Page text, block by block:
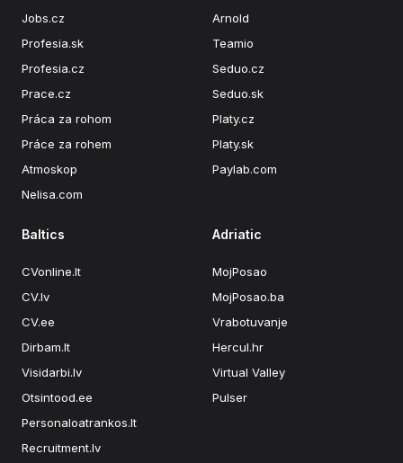
Jobs.cz
Profesia.sk
Profesia.cz
Prace.cz
Práca za rohom
Práce za rohem
Atmoskop
Nelisa.com
Arnold
Teamio
Seduo.cz
Seduo.sk
Platy.cz
Platy.sk
Paylab.com
Baltics
CVonline.lt
CV.lv
CV.ee
Dirbam.lt
Visidarbi.lv
Otsintood.ee
Personaloatrankos.lt
Recruitment.lv
Adriatic
MojPosao
MojPosao.ba
Vrabotuvanje
Hercul.hr
Virtual Valley
Pulser